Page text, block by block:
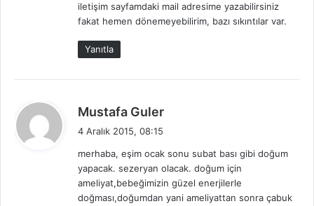
i
k
iletişim sayfamdaki mail adresime yazabilirsiniz
fakat hemen dönemeyebilirim, bazı sıkıntılar var.
Yanıtla
Mustafa Guler
i
k
i
4 Aralık 2015, 08:15
merhaba, eşim ocak sonu subat bası gibi doğum
yapacak. sezeryan olacak. doğum için
ameliyat,bebeğimizin güzel enerjilerle
doğması,doğumdan yani ameliyattan sonra çabuk